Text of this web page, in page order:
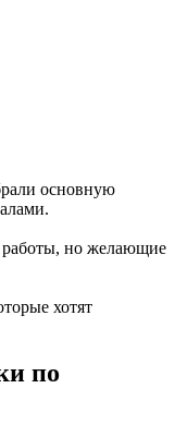
основную
но желающие
хотят
по